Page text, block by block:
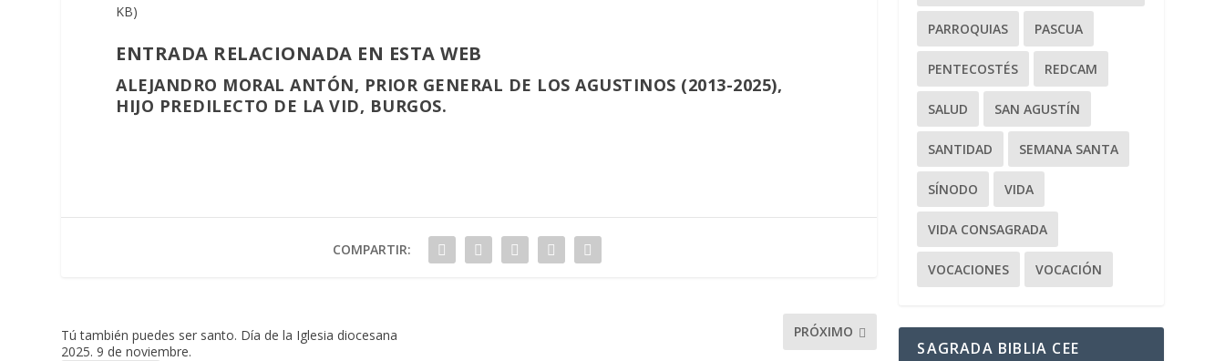
KB)
ENTRADA RELACIONADA EN ESTA WEB
ALEJANDRO MORAL ANTÓN, PRIOR GENERAL DE LOS AGUSTINOS (2013-2025),
HIJO PREDILECTO DE LA VID, BURGOS.
COMPARTIR:
Tú también puedes ser santo. Día de la Iglesia diocesana
2025. 9 de noviembre.
PRÓXIMO
PARROQUIAS PASCUA
PENTECOSTÉS REDCAM
SALUD SAN AGUSTÍN
SANTIDAD SEMANA SANTA
SÍNODO VIDA
VIDA CONSAGRADA
VOCACIONES VOCACIÓN
SAGRADA BIBLIA CEE